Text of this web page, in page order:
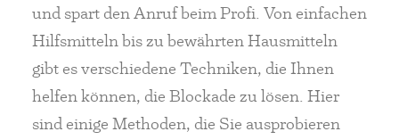
und spart den Anruf beim Profi. Von einfachen
Hilfsmitteln bis zu bewährten Hausmitteln
gibt es verschiedene Techniken, die Ihnen
helfen können, die Blockade zu lösen. Hier
sind einige Methoden, die Sie ausprobieren